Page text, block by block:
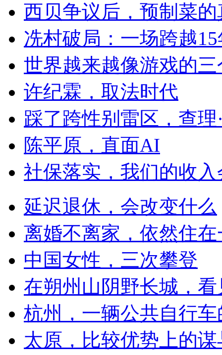
西贝争议后，预制菜
冼村破局：一场跨越
世界越来越像游戏的
许纪霖，取法时代
踩了跨性别雷区，查理
陈平原，直面AI
社保落实，我们的收
延迟退休，会改变什么
离婚不离家，依然住
中国女性，三次攀登
在朔州山阴野长城，
杭州，一辆公共自行
太原，比较优势上的谋